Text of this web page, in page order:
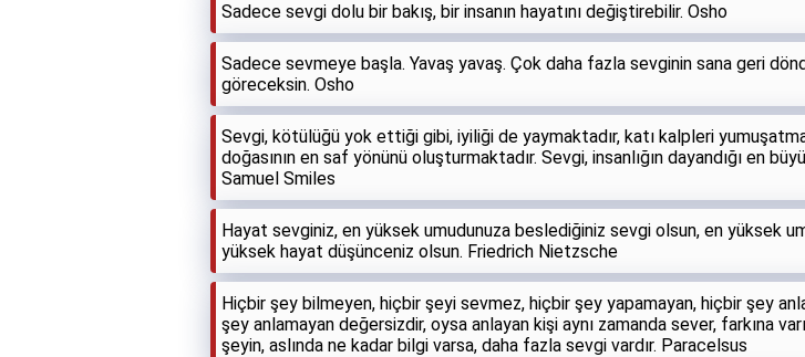
Sadece sevgi dolu bir bakış, bir insanın hayatını değiştirebilir. Osho
Sadece sevmeye başla. Yavaş yavaş. Çok daha fazla sevginin sana geri
göreceksin. Osho
Sevgi, kötülüğü yok ettiği gibi, iyiliği de yaymaktadır, katı kalpleri
doğasının en saf yönünü oluşturmaktadır. Sevgi, insanlığın dayandığı en
Samuel Smiles
Hayat sevginiz, en yüksek umudunuza beslediğiniz sevgi olsun, en yüksek
yüksek hayat düşünceniz olsun. Friedrich Nietzsche
Hiçbir şey bilmeyen, hiçbir şeyi sevmez, hiçbir şey yapamayan, hiçbir şey
şey anlamayan değersizdir, oysa anlayan kişi aynı zamanda sever, farkına
şeyin, aslında ne kadar bilgi varsa, daha fazla sevgi vardır. Paracelsus